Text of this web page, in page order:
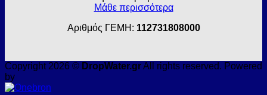
Μάθε περισσότερα
Αριθμός ΓΕΜΗ: 112731808000
Copyright 2026 © DropWater.grAll rights reserved. Powered
by